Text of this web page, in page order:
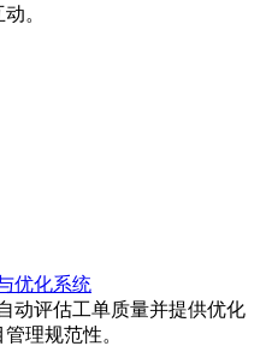
。
优化系统
动评估工单质量并提供优化
理规范性。